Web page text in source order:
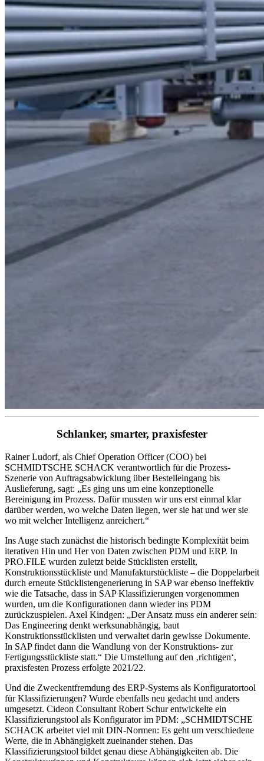
Schlanker, smarter, praxisfester
Rainer Ludorf, als Chief Operation Officer (COO) bei
SCHMIDTSCHE SCHACK verantwortlich für die Prozess-
Szenerie von Auftragsabwicklung über Bestelleingang bis
Auslieferung, sagt: „Es ging uns um eine konzeptionelle
Bereinigung im Prozess. Dafür mussten wir uns erst einmal klar
darüber werden, wo welche Daten liegen, wer sie hat und wer sie
wo mit welcher Intelligenz anreichert.“
Ins Auge stach zunächst die historisch bedingte Komplexität beim
iterativen Hin und Her von Daten zwischen PDM und ERP. In
PRO.FILE wurden zuletzt beide Stücklisten erstellt,
Konstruktionsstückliste und Manufakturstückliste – die Doppelarbeit
durch erneute Stücklistengenerierung in SAP war ebenso ineffektiv
wie die Tatsache, dass in SAP Klassifizierungen vorgenommen
wurden, um die Konfigurationen dann wieder ins PDM
zurückzuspielen. Axel Kindgen: „Der Ansatz muss ein anderer sein:
Das Engineering denkt werksunabhängig, baut
Konstruktionsstücklisten und verwaltet darin gewisse Dokumente.
In SAP findet dann die Wandlung von der Konstruktions- zur
Fertigungsstückliste statt.“ Die Umstellung auf den ‚richtigen‘,
praxisfesten Prozess erfolgte 2021/22.
Und die Zweckentfremdung des ERP-Systems als Konfiguratortool
für Klassifizierungen? Wurde ebenfalls neu gedacht und anders
umgesetzt. Cideon Consultant Robert Schur entwickelte ein
Klassifizierungstool als Konfigurator im PDM: „SCHMIDTSCHE
SCHACK arbeitet viel mit DIN-Normen: Es geht um verschiedene
Werte, die in Abhängigkeit zueinander stehen. Das
Klassifizierungstool bildet genau diese Abhängigkeiten ab. Die